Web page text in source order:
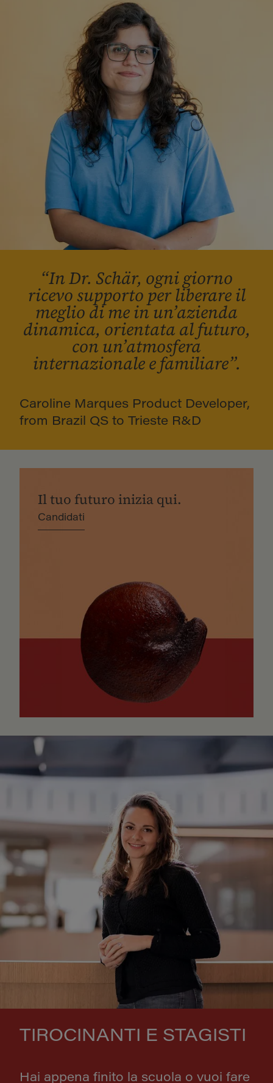
“In Dr. Schär, ogni giorno
ricevo supporto per liberare il
meglio di me in un’azienda
dinamica, orientata al futuro,
con un’atmosfera
internazionale e familiare”.
Caroline Marques Product Developer,
from Brazil QS to Trieste R&D
Il tuo futuro inizia qui.
Candidati
TIROCINANTI E STAGISTI
Hai appena finito la scuola o vuoi fare